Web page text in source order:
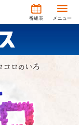
番組表 メニュー